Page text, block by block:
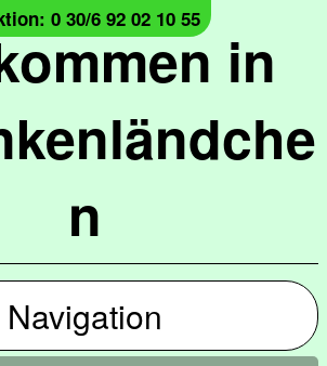
in
n
0 30/6 92 02 10 55
Navigation